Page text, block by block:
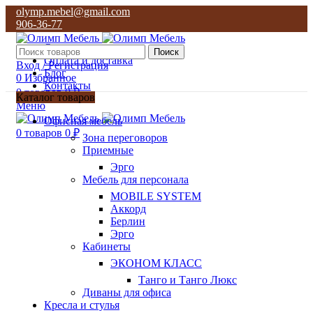
olymp.mebel@gmail.com
906-36-77
О нас
Оплата и доставка
Блог
Контакты
906-36-77
Поиск
Вход / Регистрация
0 Избранное
0товаров 0₽
Меню
0 товаров 0 ₽
Каталог товаров
Офисная мебель
Зона переговоров
Приемные
Эрго
Мебель для персонала
MOBILE SYSTEM
Аккорд
Берлин
Эрго
Кабинеты
ЭКОНОМ КЛАСС
Танго и Танго Люкс
Диваны для офиса
Кресла и стулья